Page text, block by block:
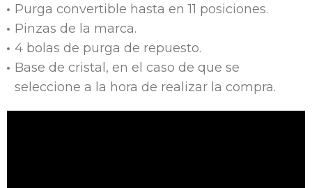
Purga convertible hasta en 11 posiciones.
Pinzas de la marca.
4 bolas de purga de repuesto.
Base de cristal, en el caso de que se
seleccione a la hora de realizar la compra.